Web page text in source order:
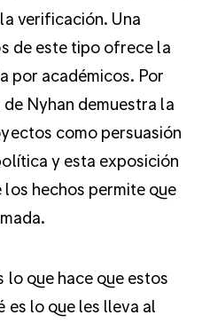
verificación. Una
de este tipo ofrece la
por académicos. Por
Nyhan demuestra la
como persuasión
y esta exposición
hechos permite que
lo que hace que estos
es lo que les lleva al